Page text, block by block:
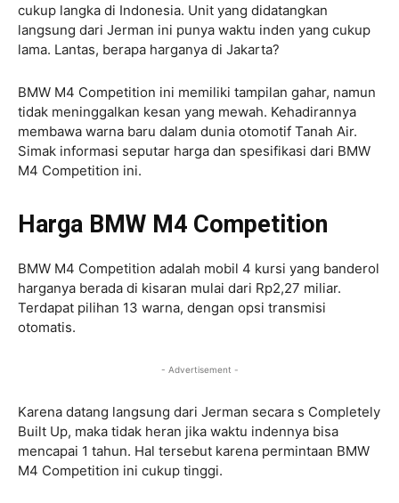
cukup langka di Indonesia. Unit yang didatangkan
langsung dari Jerman ini punya waktu inden yang cukup
lama. Lantas, berapa harganya di Jakarta?
BMW M4 Competition ini memiliki tampilan gahar, namun
tidak meninggalkan kesan yang mewah. Kehadirannya
membawa warna baru dalam dunia otomotif Tanah Air.
Simak informasi seputar harga dan spesifikasi dari BMW
M4 Competition ini.
Harga BMW M4 Competition
BMW M4 Competition adalah mobil 4 kursi yang banderol
harganya berada di kisaran mulai dari Rp2,27 miliar.
Terdapat pilihan 13 warna, dengan opsi transmisi
otomatis.
- Advertisement -
Karena datang langsung dari Jerman secara s Completely
Built Up, maka tidak heran jika waktu indennya bisa
mencapai 1 tahun. Hal tersebut karena permintaan BMW
M4 Competition ini cukup tinggi.